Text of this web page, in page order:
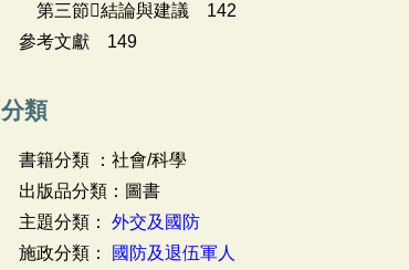
第三節結論與建議 142
參考文獻 149
分類
書籍分類 ：社會/科學
出版品分類：圖書
主題分類： 外交及國防
施政分類：
國防及退伍軍人